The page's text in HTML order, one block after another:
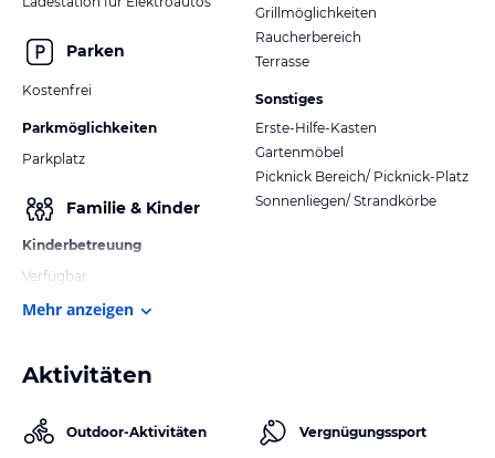
Parken
Kostenfrei
Parkmöglichkeiten
Parkplatz
Familie & Kinder
Kinderbetreuung
Verfügbar
Grillmöglichkeiten
Raucherbereich
Terrasse
Sonstiges
Erste-Hilfe-Kasten
Gartenmöbel
Picknick Bereich/ Picknick-Platz
Sonnenliegen/ Strandkörbe
Mehr anzeigen
Aktivitäten
Outdoor-Aktivitäten Vergnügungssport